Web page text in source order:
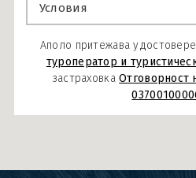
Условия
Аполо притежава
туроператор и
застраховкаОтговорност